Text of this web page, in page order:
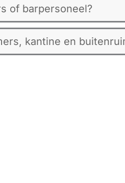
of barpersoneel?
kantine en